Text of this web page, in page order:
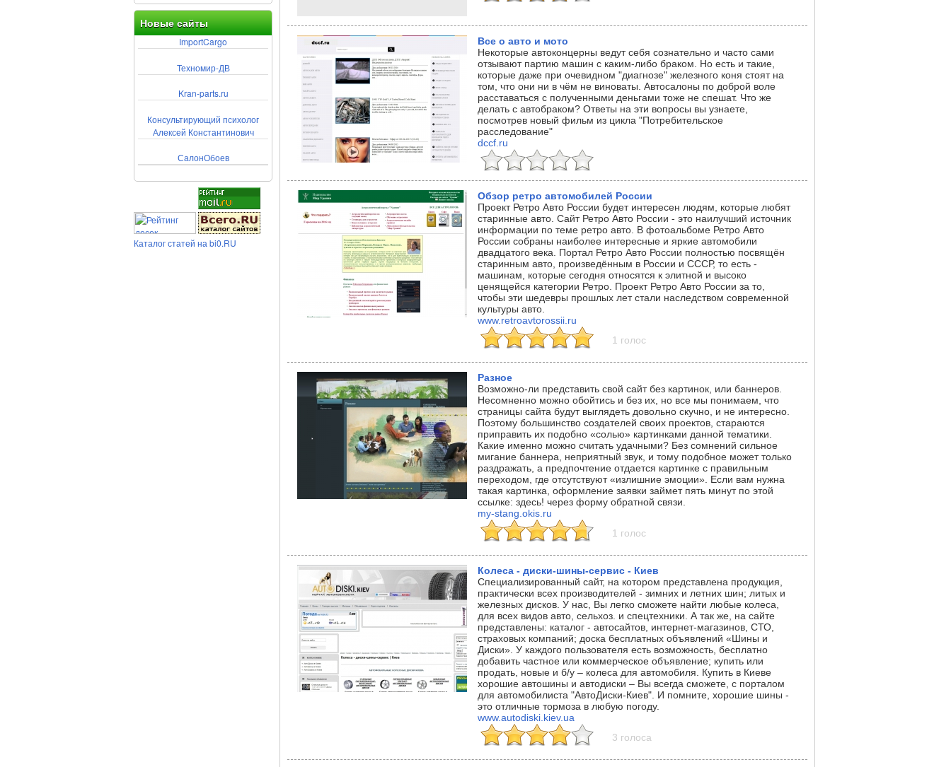
Новые сайты
ImportCargo
Техномир-ДВ
Kran-parts.ru
Консультирующий психолог
Алексей Константинович
СалонОбоев
Каталог статей на bi0.RU
Все о авто и мото
Некоторые автоконцерны ведут себя сознательно и часто сами
отзывают партию машин с каким-либо браком. Но есть и такие,
которые даже при очевидном "диагнозе" железного коня стоят на
том, что они ни в чём не виноваты. Автосалоны по доброй воле
расставаться с полученными деньгами тоже не спешат. Что же
делать с автобраком? Ответы на эти вопросы вы узнаете,
посмотрев новый фильм из цикла "Потребительское
расследование"
dccf.ru
Обзор ретро автомобилей России
Проект Ретро Авто России будет интересен людям, которые любят
старинные авто. Сайт Ретро Авто России - это наилучший источник
информации по теме ретро авто. В фотоальбоме Ретро Авто
России собраны наиболее интересные и яркие автомобили
двадцатого века. Портал Ретро Авто России полностью посвящён
старинным авто, произведённым в России и СССР, то есть -
машинам, которые сегодня относятся к элитной и высоко
ценящейся категории Ретро. Проект Ретро Авто России за то,
чтобы эти шедевры прошлых лет стали наследством современной
культуры авто.
www.retroavtorossii.ru
1 голос
Разное
Возможно-ли представить свой сайт без картинок, или баннеров.
Несомненно можно обойтись и без их, но все мы понимаем, что
страницы сайта будут выглядеть довольно скучно, и не интересно.
Поэтому большинство создателей своих проектов, стараются
приправить их подобно «солью» картинками данной тематики.
Какие именно можно считать удачными? Без сомнений сильное
мигание баннера, неприятный звук, и тому подобное может только
раздражать, а предпочтение отдается картинке с правильным
переходом, где отсутствуют «излишние эмоции». Если вам нужна
такая картинка, оформление заявки займет пять минут по этой
ссылке: здесь! через форму обратной связи.
my-stang.okis.ru
1 голос
Колеса - диски-шины-сервис - Киев
Специализированный сайт, на котором представлена продукция,
практически всех производителей - зимних и летних шин; литых и
железных дисков. У нас, Вы легко сможете найти любые колеса,
для всех видов авто, сельхоз. и спецтехники. А так же, на сайте
представлены: каталог - автосайтов, интернет-магазинов, СТО,
страховых компаний; доска бесплатных объявлений «Шины и
Диски». У каждого пользователя есть возможность, бесплатно
добавить частное или коммерческое объявление; купить или
продать, новые и б/у – колеса для автомобиля. Купить в Киеве
хорошие автошины и автодиски – Вы всегда сможете, с порталом
для автомобилиста "АвтоДиски-Киев". И помните, хорошие шины -
это отличные тормоза в любую погоду.
www.autodiski.kiev.ua
3 голоса